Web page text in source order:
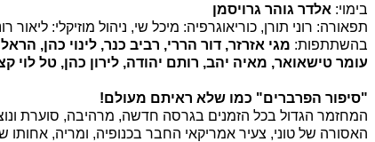
בימוי: אלדר גוהר גרויסמן
תפאורה: רוני תורן, כוריאוגרפיה: מיכל שי, ניהול מוזיקלי:
בהשתתפות: מגי אזרזר, דור הררי, רביב כנר, לינוי כהן,
עומר טישאואר, מאיה יהב, רותם יהודה, לירון כהן, טל לוי
"סיפור הפרברים" כמו שלא ראיתם מעולם!
המחזמר הגדול בכל הזמנים בגרסה חדשה, מרהיבה, סוערת
האסורה של טוני, צעיר אמריקאי החבר בכנופיה, ומריה, אחותו